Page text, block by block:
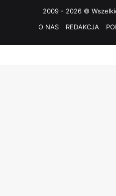
2009 - 2026 ©
O NAS
REDAKCJA